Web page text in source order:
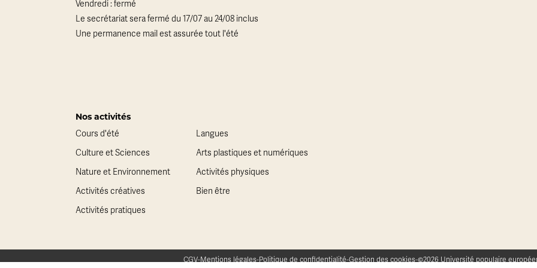
Vendredi : fermé
Le secrétariat sera fermé du 17/07 au 24/08 inclus
Une permanence mail est assurée tout l'été
Nos activités
Cours d'été
Langues
Culture et Sciences
Arts plastiques et numériques
Nature et Environnement
Activités physiques
Activités créatives
Bien être
Activités pratiques
CGV-Mentions légales-Politique de confidentialité-Gestion des cookies-©2026 Université populaire